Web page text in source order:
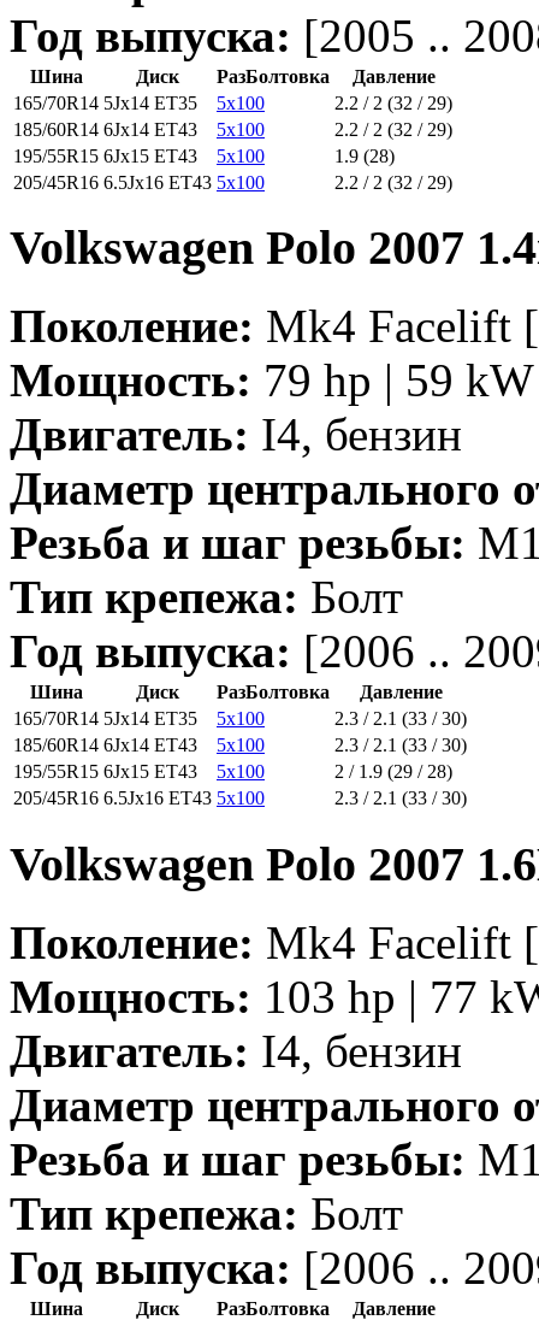
Год выпуска: [2005 ..
Шина Диск РазБолтовка
Давление
165/70R14 5Jx14 ET35 5x100
2.2 / 2 (32 / 29)
185/60R14 6Jx14 ET43 5x100
2.2 / 2 (32 / 29)
195/55R15 6Jx15 ET43 5x100
1.9 (28)
205/45R16 6.5Jx16 ET43 5x100 2.2 / 2 (32 / 29)
Volkswagen Polo 2007
Поколение: Mk4 Facelift
Мощность: 79 hp | 59
Двигатель: I4, бензин
Диаметр центрального
Резьба и шаг резьбы:
Тип крепежа: Болт
Год выпуска: [2006 ..
Шина Диск РазБолтовка
Давление
165/70R14 5Jx14 ET35 5x100
2.3 / 2.1 (33 / 30)
185/60R14 6Jx14 ET43 5x100
2.3 / 2.1 (33 / 30)
195/55R15 6Jx15 ET43 5x100
2 / 1.9 (29 / 28)
205/45R16 6.5Jx16 ET43 5x100 2.3 / 2.1 (33 / 30)
Volkswagen Polo 2007
Поколение: Mk4 Facelift
Мощность: 103 hp | 77
Двигатель: I4, бензин
Диаметр центрального
Резьба и шаг резьбы:
Тип крепежа: Болт
Год выпуска: [2006 ..
Шина Диск РазБолтовка
Давление